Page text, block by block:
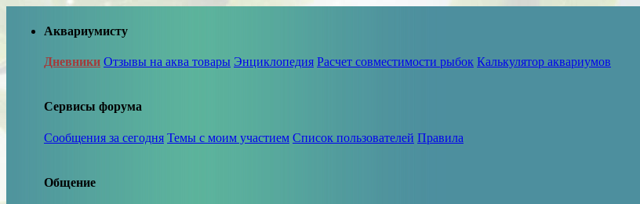
Аквариумисту
Дневники Отзывы на аква товары Энциклопедия Расчет совместимости рыбок Калькулятор аквариумов
Сервисы форума
Сообщения за сегодня Темы с моим участием Список пользователей Правила
Общение